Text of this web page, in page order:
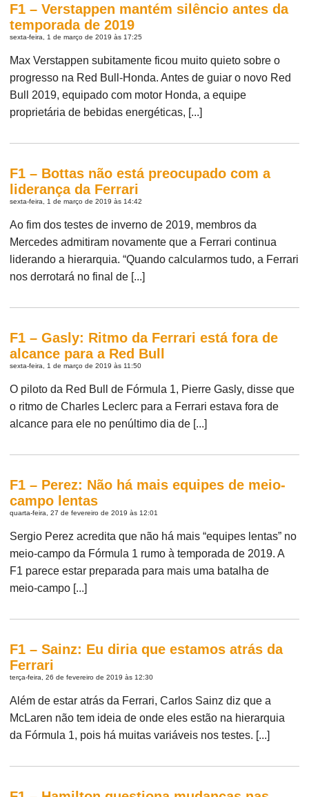
F1 – Verstappen mantém silêncio antes da
temporada de 2019
sexta-feira, 1 de março de 2019 às 17:25
Max Verstappen subitamente ficou muito quieto sobre o
progresso na Red Bull-Honda. Antes de guiar o novo Red
Bull 2019, equipado com motor Honda, a equipe
proprietária de bebidas energéticas, [...]
F1 – Bottas não está preocupado com a
liderança da Ferrari
sexta-feira, 1 de março de 2019 às 14:42
Ao fim dos testes de inverno de 2019, membros da
Mercedes admitiram novamente que a Ferrari continua
liderando a hierarquia. “Quando calcularmos tudo, a Ferrari
nos derrotará no final de [...]
F1 – Gasly: Ritmo da Ferrari está fora de
alcance para a Red Bull
sexta-feira, 1 de março de 2019 às 11:50
O piloto da Red Bull de Fórmula 1, Pierre Gasly, disse que
o ritmo de Charles Leclerc para a Ferrari estava fora de
alcance para ele no penúltimo dia de [...]
F1 – Perez: Não há mais equipes de meio-
campo lentas
quarta-feira, 27 de fevereiro de 2019 às 12:01
Sergio Perez acredita que não há mais “equipes lentas” no
meio-campo da Fórmula 1 rumo à temporada de 2019. A
F1 parece estar preparada para mais uma batalha de
meio-campo [...]
F1 – Sainz: Eu diria que estamos atrás da
Ferrari
terça-feira, 26 de fevereiro de 2019 às 12:30
Além de estar atrás da Ferrari, Carlos Sainz diz que a
McLaren não tem ideia de onde eles estão na hierarquia
da Fórmula 1, pois há muitas variáveis nos testes. [...]